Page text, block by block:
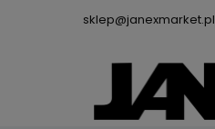
sklep@janexmarket.pl